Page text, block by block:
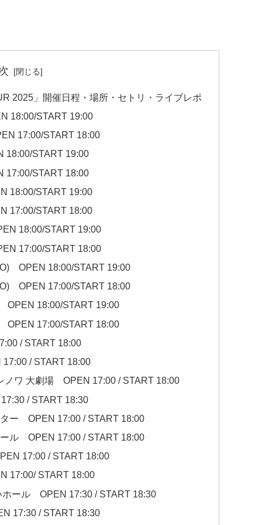
2025」開催日程・場所・セトリ・ライブレポ
18:00/START 19:00
17:00/START 18:00
18:00/START 19:00
17:00/START 18:00
18:00/START 19:00
17:00/START 18:00
18:00/START 19:00
17:00/START 18:00
OPEN 18:00/START 19:00
OPEN 17:00/START 18:00
OPEN 18:00/START 19:00
OPEN 17:00/START 18:00
/ START 18:00
/ START 18:00
ノワ 大劇場 OPEN 17:00 / START 18:00
/ START 18:30
ー OPEN 17:00 / START 18:00
ル OPEN 17:00 / START 18:00
17:00 / START 18:00
17:00/ START 18:00
ホール OPEN 17:30 / START 18:30
17:30 / START 18:30